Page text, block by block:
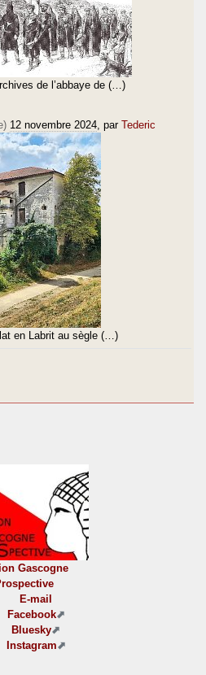
de l’abbaye de (…)
12 novembre 2024 , par Tederic
en Labrit au sègle (…)
Gascogne
E-mail
Facebook
Bluesky
Instagram